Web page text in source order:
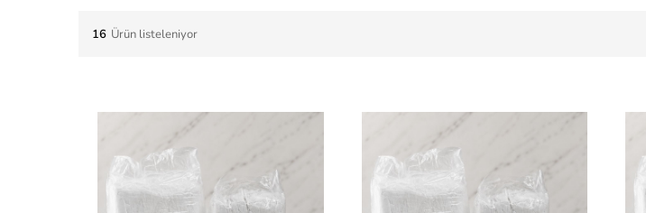
16 Ürün listeleniyor